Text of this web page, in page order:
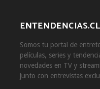
ENTENDENCIAS.CL
Somos tu portal de
películas, series y
novedades en TV y
junto con entrevistas